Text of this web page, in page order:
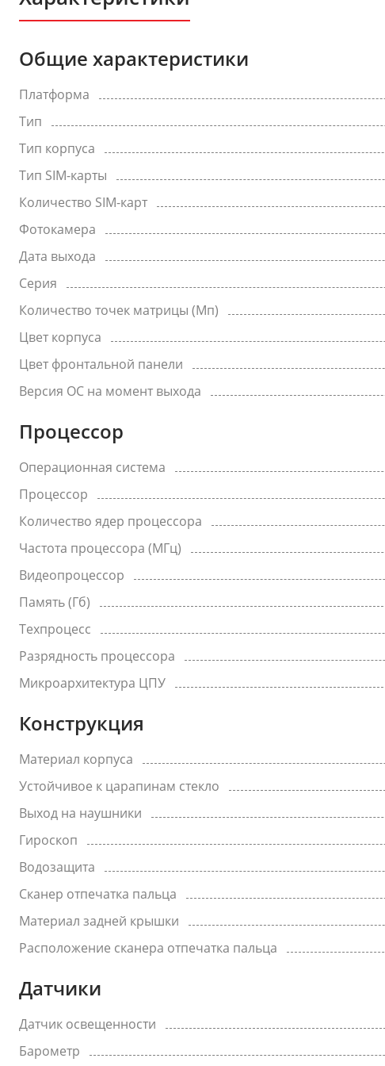
Общие характеристики
Платформа
Тип
Тип корпуса
Тип SIM-карты
Количество SIM-карт
Фотокамера
Дата выхода
Серия
Количество точек матрицы (Мп)
Цвет корпуса
Цвет фронтальной панели
Версия ОС на момент выхода
Процессор
Операционная система
Процессор
Количество ядер процессора
Частота процессора (МГц)
Видеопроцессор
Память (Гб)
Техпроцесс
Разрядность процессора
Микроархитектура ЦПУ
Конструкция
Материал корпуса
Устойчивое к царапинам стекло
Выход на наушники
Гироскоп
Водозащита
Сканер отпечатка пальца
Материал задней крышки
Расположение сканера отпечатка пальца
Датчики
Датчик освещенности
Барометр